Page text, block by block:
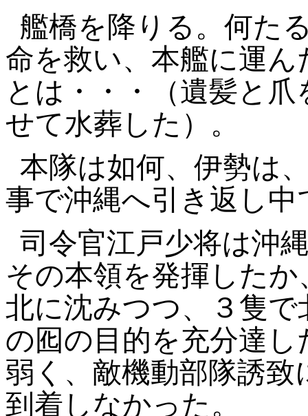
艦橋を降りる。何た
命を救い、本艦に運
とは・・・（遺髪と爪
せて水葬した）。
本隊は如何、伊勢は
事で沖縄へ引き返し中
司令官江戸少将は沖
その本領を発揮した
北に沈みつつ、３隻
の囮の目的を充分達
弱く、敵機動部隊誘
到着しなかった。